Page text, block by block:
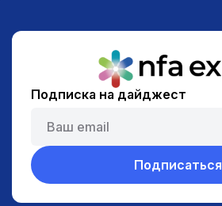
Подписка на дайджест
Подписаться